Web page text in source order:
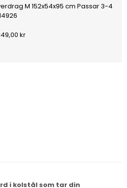
M 152x54x95 cm Passar 3-4
kr
i kolstål som tar din